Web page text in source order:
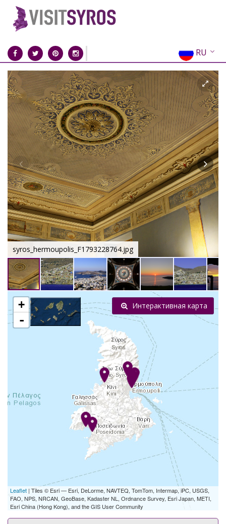
RU
EN
EL
FR
DE
IT
ES
CN
syros_hermoupolis_F1793228764.jpg
+
-
Leaflet | Tiles © Esri — Esri, DeLorme, NAVTEQ, TomTom, Intermap, iPC, USGS,
FAO, NPS, NRCAN, GeoBase, Kadaster NL, Ordnance Survey, Esri Japan, METI,
Esri China (Hong Kong), and the GIS User Community
Интерактивная карта